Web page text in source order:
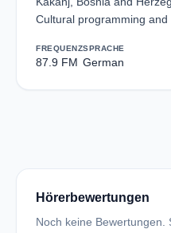
Cultural programming and
FREQUENZ
87.9 FM
SPRACHE
German
Hörerbewertungen
Noch keine Bewertungen.